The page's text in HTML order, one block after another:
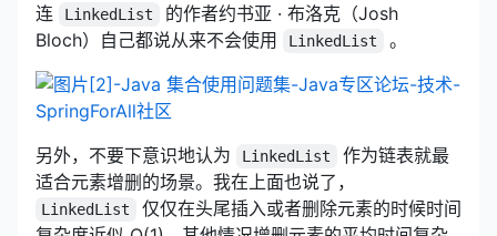
连
LinkedList
的作者约书亚 · 布洛克（Josh
Bloch）自己都说从来不会使用
LinkedList 。
另外，不要下意识地认为 LinkedList
作为链表就最
适合元素增删的场景。我在上面也说了，
LinkedList
仅仅在头尾插入或者删除元素的时候时间